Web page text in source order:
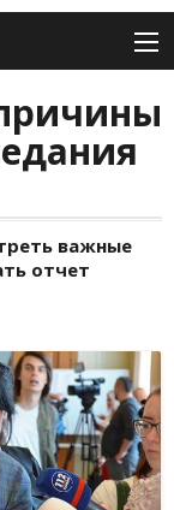
важные
отчет